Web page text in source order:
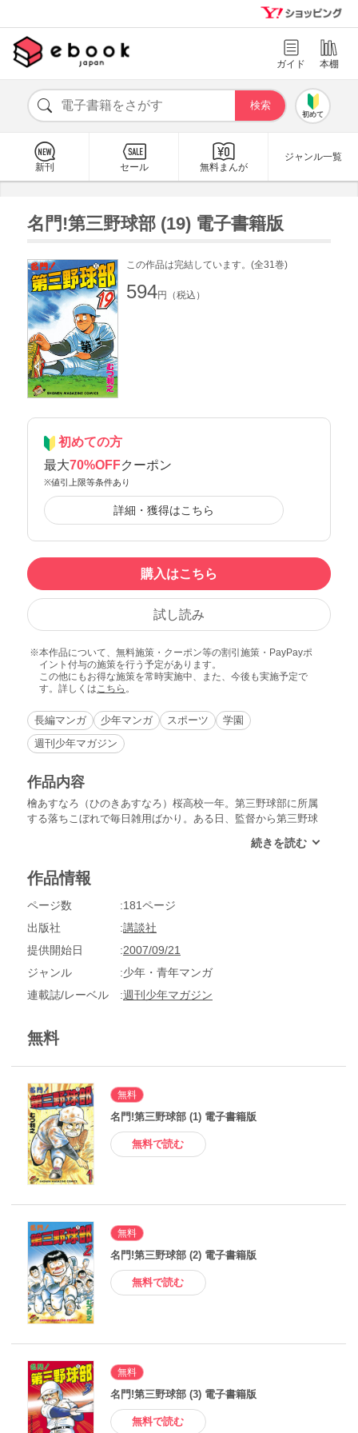
ガイド 本棚
初めて
新刊 セール 無料まんが
ジャンル一覧
名門!第三野球部 (19) 電子書籍版
この作品は完結しています。(全31巻)
594円（税込）
初めての方
最大70%OFFクーポン
※値引上限等条件あり
詳細・獲得はこちら
購入はこちら
試し読み
本作品について、無料施策・クーポン等の割引施策・PayPayポ
イント付与の施策を行う予定があります。
この他にもお得な施策を常時実施中、また、今後も実施予定で
す。詳しくは こちら 。
長編マンガ 少年マンガ スポーツ
学園
週刊少年マガジン
作品内容
檜あすなろ（ひのきあすなろ）桜高校一年。第三野球部に所属
する落ちこぼれで毎日雑用ばかり。ある日、監督から第三野球
し、もし勝ったら一軍にさせてもらえることに。それを聞いた
に!?第三野球部のあすなろとその仲間たちの挑戦と成長を描い
作品情報
ページ数
181ページ
出版社
講談社
提供開始日
2007/09/21
ジャンル
少年・青年マンガ
連載誌/レーベル
週刊少年マガジン
無料
無料
名門!第三野球部 (1) 電子書籍版
無料で読む
無料
名門!第三野球部 (2) 電子書籍版
無料で読む
無料
名門!第三野球部 (3) 電子書籍版
無料で読む